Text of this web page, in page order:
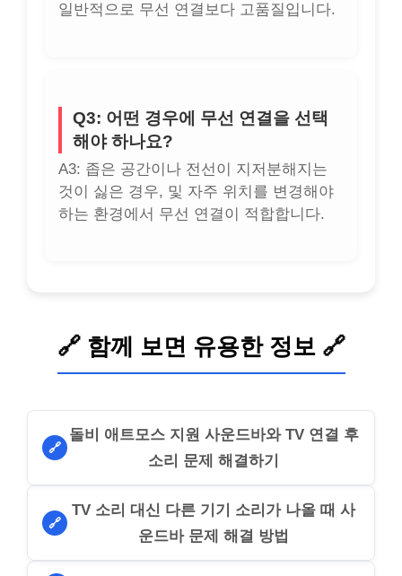
일반적으로 무선 연결보다 고품질입니다.
Q3: 어떤 경우에 무선 연결을 선택
해야 하나요?
A3: 좁은 공간이나 전선이 지저분해지는
것이 싫은 경우, 및 자주 위치를 변경해야
하는 환경에서 무선 연결이 적합합니다.
🔗 함께 보면 유용한 정보 🔗
🔗
돌비 애트모스 지원 사운드바와 TV 연결 후
소리 문제 해결하기
🔗
TV 소리 대신 다른 기기 소리가 나올 때 사
운드바 문제 해결 방법